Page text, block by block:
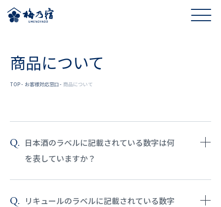
商品について
TOP お客様対応窓口 商品について
日本酒のラベルに記載されている数字は何
を表していますか？
リキュールのラベルに記載されている数字